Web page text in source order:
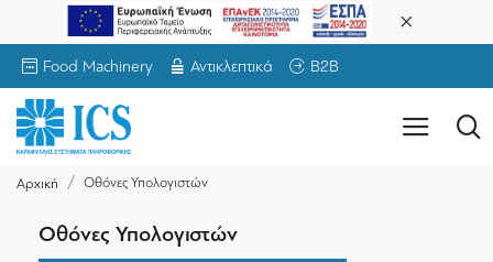
Food Machinery Αντικλεπτικά B2B
Αρχική Οθόνες Υπολογιστών
Οθόνες Υπολογιστών